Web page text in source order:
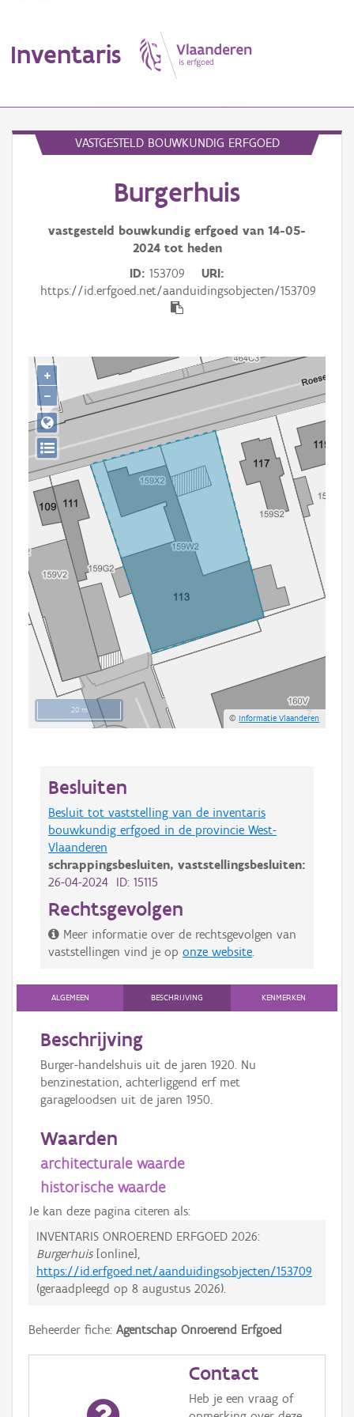
Inventaris
Aanduidingsobject
Thema
Persoon of collectief
Downloads
Hergebruik
Aanmelden
VASTGESTELD BOUWKUNDIG ERFGOED
Burgerhuis
vastgesteld bouwkundig erfgoed van 14-05-
2024tot heden
ID 153709
URI
https://id.erfgoed.net/aanduidingsobjecten/153709
20 m
©Informatie Vlaanderen
+
−
Besluiten
Besluit tot vaststelling van de inventaris
bouwkundig erfgoed in de provincie West-
Vlaanderen
schrappingsbesluiten, vaststellingsbesluiten:
26-04-2024 ID: 15115
Rechtsgevolgen
Meer informatie over de rechtsgevolgen van
vaststellingen vind je op onze website
ALGEMEEN BESCHRIJVING KENMERKEN
Beschrijving
Burger-handelshuis uit de jaren 1920. Nu
benzinestation, achterliggend erf met
garageloodsen uit de jaren 1950.
Waarden
architecturale waarde
historische waarde
Je kan deze pagina citeren als:
INVENTARIS ONROEREND ERFGOED 2026:
Burgerhuis[online],
https://id.erfgoed.net/aanduidingsobjecten/153709
(geraadpleegd op 8 augustus 2026).
Beheerder fiche: Agentschap Onroerend Erfgoed
Contact
Heb je een vraag of